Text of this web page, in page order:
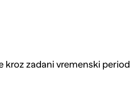
kroz zadani vremenski period